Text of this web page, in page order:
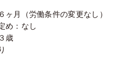
ヶ月（労働条件の変更なし）
め：なし
歳